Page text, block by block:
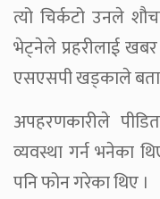
त्यो चिर्कटो उनले
भेट्नेले प्रहरीलाई
एसएसपी खड्काले
अपहरणकारीले
व्यवस्था गर्न भनेका
पनि फोन गरेका थिए ।